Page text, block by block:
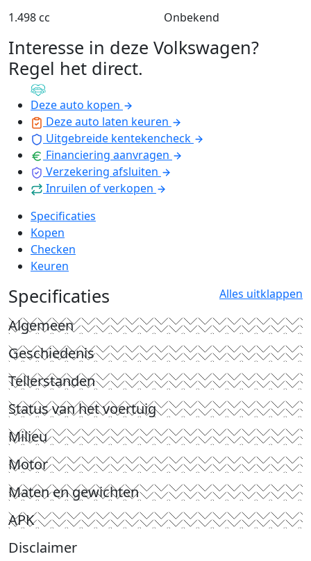
1.498 cc
Onbekend
Interesse in deze Volkswagen?
Regel het direct.
Deze auto kopen
Deze auto laten keuren
Uitgebreide kentekencheck
Financiering aanvragen
Verzekering afsluiten
Inruilen of verkopen
Specificaties
Kopen
Checken
Keuren
Specificaties Alles uitklappen
Algemeen
Geschiedenis
Tellerstanden
Status van het voertuig
Milieu
Motor
Maten en gewichten
APK
Disclaimer